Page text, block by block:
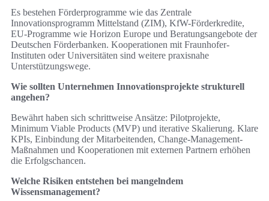
Es bestehen Förderprogramme wie das Zentrale
Innovationsprogramm Mittelstand (ZIM), KfW-Förderkredite,
EU-Programme wie Horizon Europe und Beratungsangebote der
Deutschen Förderbanken. Kooperationen mit Fraunhofer-
Instituten oder Universitäten sind weitere praxisnahe
Unterstützungswege.
Wie sollten Unternehmen Innovationsprojekte strukturell
angehen?
Bewährt haben sich schrittweise Ansätze: Pilotprojekte,
Minimum Viable Products (MVP) und iterative Skalierung. Klare
KPIs, Einbindung der Mitarbeitenden, Change-Management-
Maßnahmen und Kooperationen mit externen Partnern erhöhen
die Erfolgschancen.
Welche Risiken entstehen bei mangelndem
Wissensmanagement?